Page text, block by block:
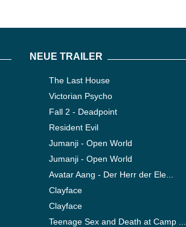
NEUE TRAILER
The Last House
Victorian Psycho
Fall 2 - Deadpoint
Resident Evil
Jumanji - Open World
Jumanji - Open World
Avatar Aang - Der Herr der Ele...
Clayface
Clayface
Teenage Sex and Death at Camp ...